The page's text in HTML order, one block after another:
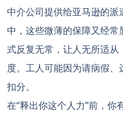
中介公司提供给亚马逊的
中，这些微薄的保障又经
式反复无常，让人无所适
度。工人可能因为请病假
扣分。
在“释出你这个人力”前，你